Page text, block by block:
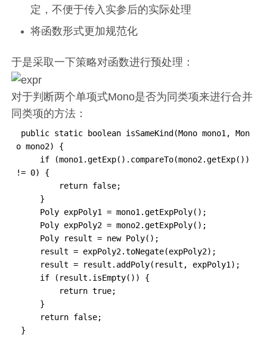
定，不便于传入实参后的实际处理
将函数形式更加规范化
于是采取一下策略对函数进行预处理：
对于判断两个单项式Mono是否为同类项来进行合并
同类项的方法：
public static boolean isSameKind(Mono mono1, Mon
o mono2) {
if (mono1.getExp().compareTo(mono2.getExp())
!= 0) {
return false;
}
Poly expPoly1 = mono1.getExpPoly();
Poly expPoly2 = mono2.getExpPoly();
Poly result = new Poly();
result = expPoly2.toNegate(expPoly2);
result = result.addPoly(result, expPoly1);
if (result.isEmpty()) {
return true;
}
return false;
}